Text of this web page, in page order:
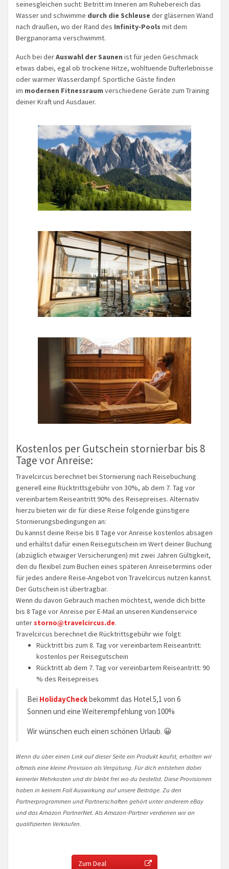
seinesgleichen sucht: Betritt im Inneren am Ruhebereich das
Wasser und schwimme durch die Schleuse der gläsernen Wand
nach draußen, wo der Rand des Infinity-Pools mit dem
Bergpanorama verschwimmt.
Auch bei derAuswahl der Saunen ist für jeden Geschmack
etwas dabei, egal ob trockene Hitze, wohltuende Dufterlebnisse
oder warmer Wasserdampf. Sportliche Gäste finden
im modernen Fitnessraum verschiedene Geräte zum Training
deiner Kraft und Ausdauer.
Kostenlos per Gutschein stornierbar bis 8
Tage vor Anreise:
Travelcircus berechnet bei Stornierung nach Reisebuchung
generell eine Rücktrittsgebühr von 30%, ab dem 7. Tag vor
vereinbartem Reiseantritt 90% des Reisepreises. Alternativ
hierzu bieten wir dir für diese Reise folgende günstigere
Stornierungsbedingungen an:
Du kannst deine Reise bis 8 Tage vor Anreise kostenlos absagen
und erhältst dafür einen Reisegutschein im Wert deiner Buchung
(abzüglich etwaiger Versicherungen) mit zwei Jahren Gültigkeit,
den du flexibel zum Buchen eines späteren Anreisetermins oder
für jedes andere Reise-Angebot von Travelcircus nutzen kannst.
Der Gutschein ist übertragbar.
Wenn du davon Gebrauch machen möchtest, wende dich bitte
bis 8 Tage vor Anreise per E-Mail an unseren Kundenservice
unter storno@travelcircus.de.
Travelcircus berechnet die Rücktrittsgebühr wie folgt:
Rücktritt bis zum 8. Tag vor vereinbartem Reiseantritt:
kostenlos per Reisegutschein
Rücktritt ab dem 7. Tag vor vereinbartem Reiseantritt: 90
% des Reisepreises
Bei HolidayCheckbekommt das Hotel 5,1 von 6
Sonnen und eine Weiterempfehlung von 100%
Wir wünschen euch einen schönen Urlaub. 😀
Wenn du über einen Link auf dieser Seite ein Produkt kaufst, erhalten wir
oftmals eine kleine Provision als Vergütung. Für dich entstehen dabei
keinerlei Mehrkosten und dir bleibt frei wo du bestellst. Diese Provisionen
haben in keinem Fall Auswirkung auf unsere Beiträge. Zu den
Partnerprogrammen und Partnerschaften gehört unter anderem eBay
und das Amazon PartnerNet. Als Amazon-Partner verdienen wir an
qualifizierten Verkäufen.
Zum Deal